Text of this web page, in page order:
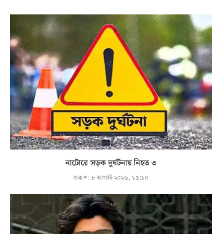
নাটোরে সড়ক দুর্ঘটনায় নিহত ৩
প্রকাশ: ৮ আগস্ট ২০২৬, ১৫:১০